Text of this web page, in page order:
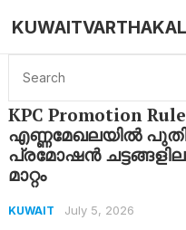
KUWAITVARTHAKAL
Home Kuwait KPC Promotion Rules;
KPC Promotion
എണ്ണമേഖലയിൽ
പ്രമോഷൻ
മാറ്റം
KUWAIT July 5, 2026